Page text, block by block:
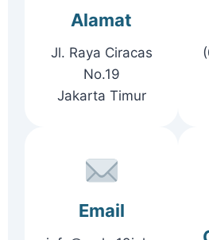
Alamat
Jl. Raya Ciracas
No.19
Jakarta Timur
Email